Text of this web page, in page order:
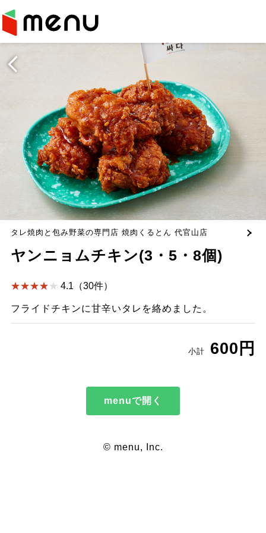
タレ焼肉と包み野菜の専門店 焼肉くるとん 代官山店
ヤンニョムチキン(3・5・8個)
4.1（30件）
フライドチキンに甘辛いタレを絡めました。
小計 600円
menuで開く
© menu, Inc.